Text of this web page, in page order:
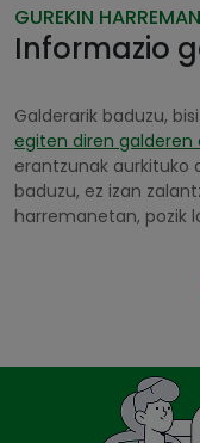
GUREKIN
Informazio
Galderarik baduzu,
egiten diren galderen
erantzunak aurkituko
baduzu, ez izan
harremanetan, pozik